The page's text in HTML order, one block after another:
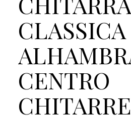
CLASSICA
CENTRO